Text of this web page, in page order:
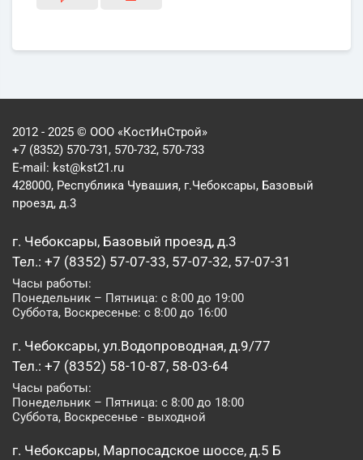
2012 - 2025 © ООО «КостИнСтрой»
+7 (8352) 570-731, 570-732, 570-733
E-mail: kst@kst21.ru
428000, Республика Чувашия, г.Чебоксары, Базовый
проезд, д.3
г. Чебоксары, Базовый проезд, д.3
Тел.: +7 (8352) 57-07-33, 57-07-32, 57-07-31
Часы работы:
Понедельник – Пятница: с 8:00 до 19:00
Суббота, Воскресенье: с 8:00 до 16:00
г. Чебоксары, ул.Водопроводная, д.9/77
Тел.: +7 (8352) 58-10-87, 58-03-64
Часы работы:
Понедельник – Пятница: с 8:00 до 18:00
Суббота, Воскресенье - выходной
г. Чебоксары, Марпосадское шоссе, д.5 Б